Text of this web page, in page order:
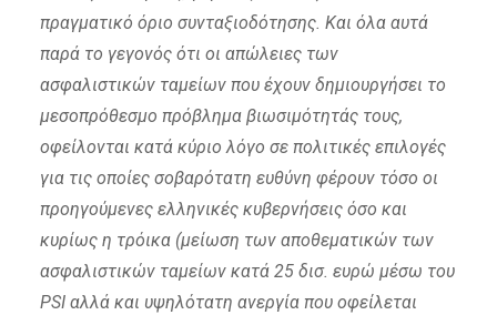
πραγματικό όριο συνταξιοδότησης. Και όλα αυτά
παρά το γεγονός ότι οι απώλειες των
ασφαλιστικών ταμείων που έχουν δημιουργήσει το
μεσοπρόθεσμο πρόβλημα βιωσιμότητάς τους,
οφείλονται κατά κύριο λόγο σε πολιτικές επιλογές
για τις οποίες σοβαρότατη ευθύνη φέρουν τόσο οι
προηγούμενες ελληνικές κυβερνήσεις όσο και
κυρίως η τρόικα (μείωση των αποθεματικών των
ασφαλιστικών ταμείων κατά 25 δισ. ευρώ μέσω του
PSI αλλά και υψηλότατη ανεργία που οφείλεται